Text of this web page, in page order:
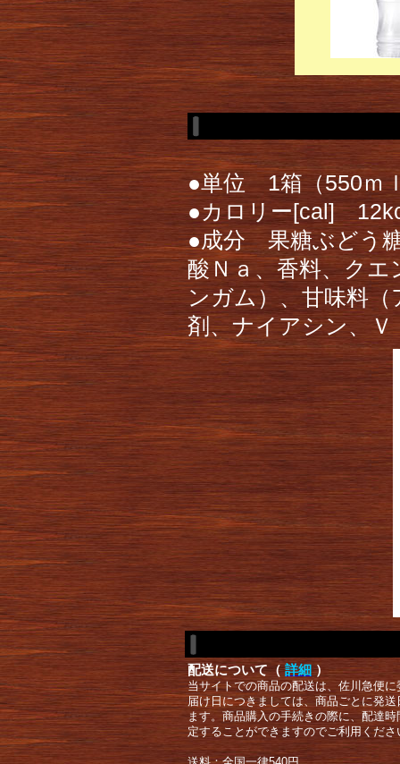
●単位 1箱（550ｍ
●カロリー[cal]
●成分 果糖ぶどう
酸Ｎａ、香料、クエ
ンガム）、甘味料
剤、ナイアシン、
配送について（ 詳細 ）
当サイトでの商品の配送は、佐川急便
届け日につきましては、商品ごとに発
ます。商品購入の手続きの際に、配達
定することができますのでご利用くださ